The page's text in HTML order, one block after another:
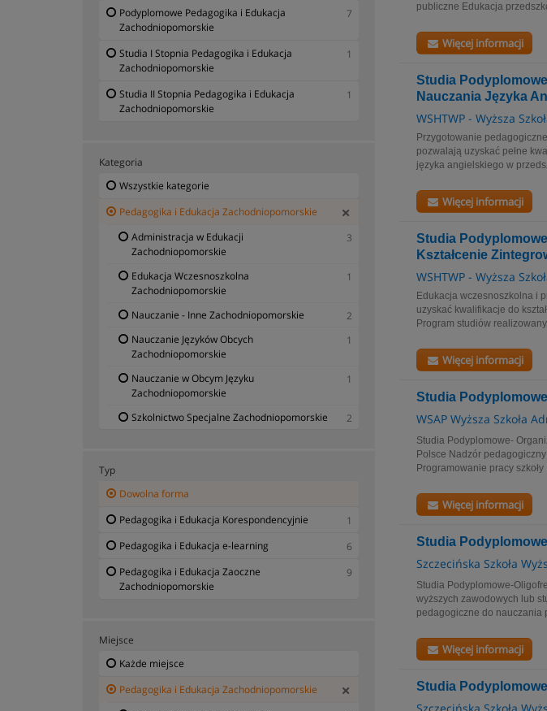
publiczne Edukacja
Więcej informacji
Studia
Nauczania Języka
WSHTWP - Wyższa
Przygotowanie
pozwalają uzyskać pełne
języka angielskiego w
Więcej informacji
Studia
Kształcenie
WSHTWP - Wyższa
Edukacja wczesnoszkolna i
uzyskać kwalifikacje do
Program studiów
Więcej informacji
Studia
WSAP Wyższa Szkoła
Studia Podyplomowe-
Polsce Nadzór
Programowanie pracy
Więcej informacji
Studia
Szczecińska Szkoła
Studia Podyplomowe-
wyższych zawodowych lub
pedagogiczne do nauczania
Więcej informacji
Studia
Podyplomowe Pedagogika i Edukacja
Zachodniopomorskie
7
Studia I Stopnia Pedagogika i Edukacja
Zachodniopomorskie
1
Studia II Stopnia Pedagogika i Edukacja
Zachodniopomorskie
1
Kategoria
Wszystkie kategorie
Pedagogika i Edukacja Zachodniopomorskie
Administracja w Edukacji
Zachodniopomorskie
3
Edukacja Wczesnoszkolna
Zachodniopomorskie
1
Nauczanie - Inne Zachodniopomorskie
2
Nauczanie Języków Obcych
Zachodniopomorskie
1
Nauczanie w Obcym Języku
Zachodniopomorskie
1
Szkolnictwo Specjalne Zachodniopomorskie 2
Typ
Dowolna forma
Pedagogika i Edukacja Korespondencyjnie
1
Pedagogika i Edukacja e-learning
6
Pedagogika i Edukacja Zaoczne
Zachodniopomorskie
9
Miejsce
Każde miejsce
Pedagogika i Edukacja Zachodniopomorskie